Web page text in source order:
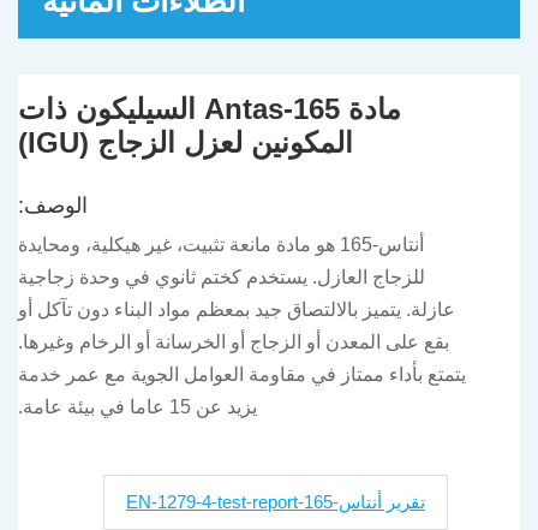
مادة Antas-165 السيليكون ذات
المكونين لعزل الزجاج (IGU)
الوصف:
أنتاس-165 هو مادة مانعة تثبيت، غير هيكلية، ومحايدة
للزجاج العازل. يستخدم كختم ثانوي في وحدة زجاجية
عازلة. يتميز بالالتصاق جيد بمعظم مواد البناء دون تآكل أو
بقع على المعدن أو الزجاج أو الخرسانة أو الرخام وغيرها.
يتمتع بأداء ممتاز في مقاومة العوامل الجوية مع عمر خدمة
يزيد عن 15 عاما في بيئة عامة.
تقرير أنتاس-165-EN-1279-4-test-report